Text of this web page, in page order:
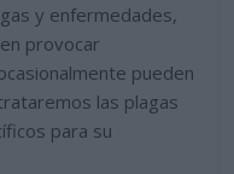
y enfermedades,
provocar
pueden
las plagas
para su